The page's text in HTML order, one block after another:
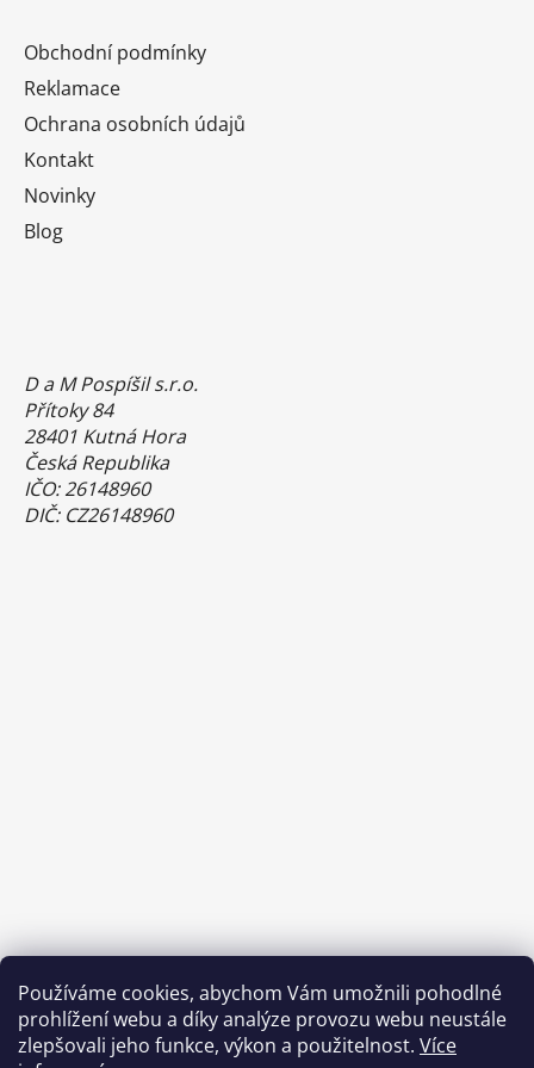
Používáme cookies, abychom Vám umožnili pohodlné
prohlížení webu a díky analýze provozu webu neustále
zlepšovali jeho funkce, výkon a použitelnost. Více
Obchodní podmínky
Reklamace
Ochrana osobních údajů
Kontakt
Novinky
Blog
D a M Pospíšil s.r.o.
Přítoky 84
28401 Kutná Hora
Česká Republika
IČO: 26148960
DIČ: CZ26148960